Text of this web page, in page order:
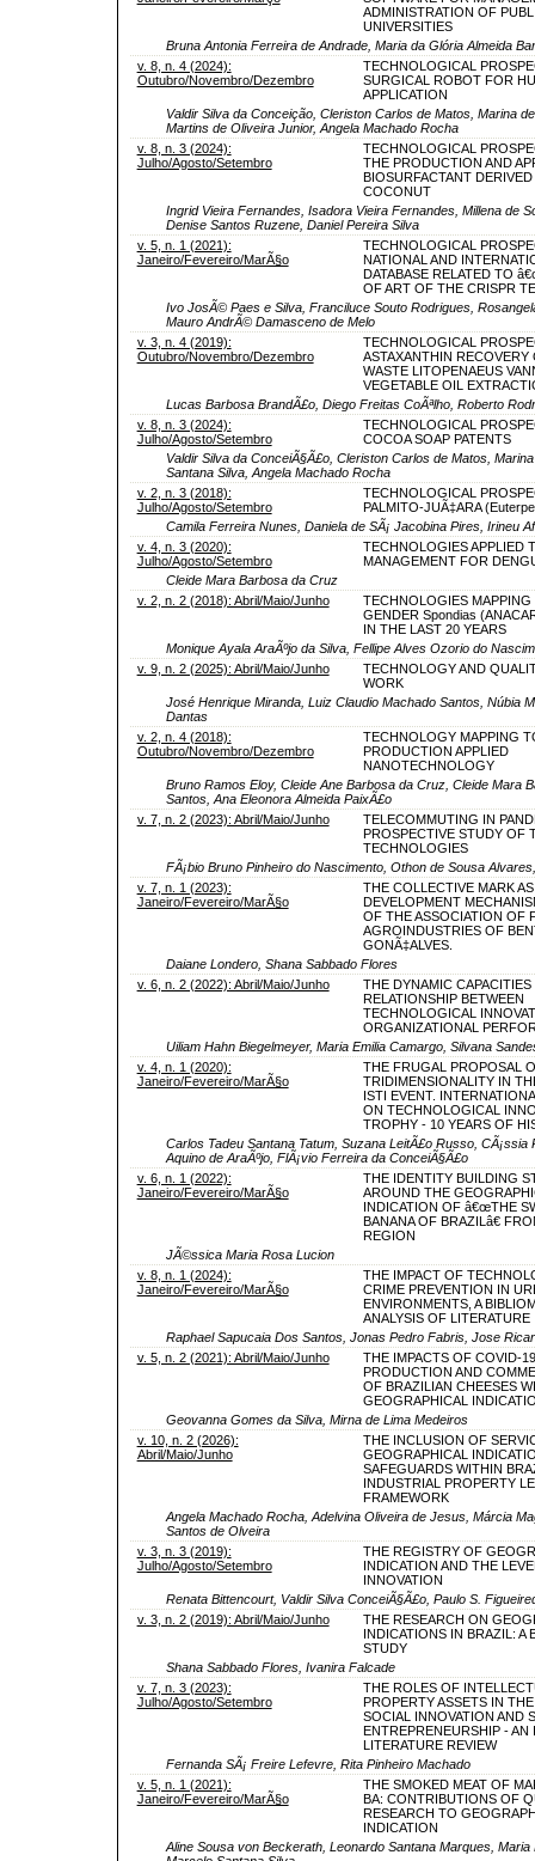
ADMINISTRATION OF
UNIVERSITIES
Bruna Antonia Ferreira de Andrade, Maria da Glória Almeida
v. 8, n. 4 (2024):
Outubro/Novembro/Dezembro
TECHNOLOGICAL
SURGICAL ROBOT FOR
APPLICATION
Valdir Silva da Conceição, Cleriston Carlos de Matos, Marina
Martins de Oliveira Junior, Angela Machado Rocha
v. 8, n. 3 (2024):
Julho/Agosto/Setembro
TECHNOLOGICAL
THE PRODUCTION AND
BIOSURFACTANT
COCONUT
Ingrid Vieira Fernandes, Isadora Vieira Fernandes, Millena de
Denise Santos Ruzene, Daniel Pereira Silva
v. 5, n. 1 (2021):
Janeiro/Fevereiro/MarÃ§o
TECHNOLOGICAL
NATIONAL AND
DATABASE RELATED TO
OF ART OF THE CRISPR
Ivo JosÃ© Paes e Silva, Franciluce Souto Rodrigues,
Mauro AndrÃ© Damasceno de Melo
v. 3, n. 4 (2019):
Outubro/Novembro/Dezembro
TECHNOLOGICAL
ASTAXANTHIN RECOVERY
WASTE LITOPENAEUS
VEGETABLE OIL
Lucas Barbosa BrandÃ£o, Diego Freitas CoÃªlho, Roberto
v. 8, n. 3 (2024):
Julho/Agosto/Setembro
TECHNOLOGICAL
COCOA SOAP PATENTS
Valdir Silva da ConceiÃ§Ã£o, Cleriston Carlos de Matos,
Santana Silva, Angela Machado Rocha
v. 2, n. 3 (2018):
Julho/Agosto/Setembro
TECHNOLOGICAL
PALMITO-JUÃ‡ARA
Camila Ferreira Nunes, Daniela de SÃ¡ Jacobina Pires, Irineu
v. 4, n. 3 (2020):
Julho/Agosto/Setembro
TECHNOLOGIES APPLIED
MANAGEMENT FOR
Cleide Mara Barbosa da Cruz
v. 2, n. 2 (2018): Abril/Maio/Junho
TECHNOLOGIES MAPPING
GENDER Spondias
IN THE LAST 20 YEARS
Monique Ayala AraÃºjo da Silva, Fellipe Alves Ozorio do
v. 9, n. 2 (2025): Abril/Maio/Junho
TECHNOLOGY AND
WORK
José Henrique Miranda, Luiz Claudio Machado Santos, Núbia
Dantas
v. 2, n. 4 (2018):
Outubro/Novembro/Dezembro
TECHNOLOGY MAPPING
PRODUCTION APPLIED
NANOTECHNOLOGY
Bruno Ramos Eloy, Cleide Ane Barbosa da Cruz, Cleide Mara
Santos, Ana Eleonora Almeida PaixÃ£o
v. 7, n. 2 (2023): Abril/Maio/Junho
TELECOMMUTING IN
PROSPECTIVE STUDY OF
TECHNOLOGIES
FÃ¡bio Bruno Pinheiro do Nascimento, Othon de Sousa
v. 7, n. 1 (2023):
Janeiro/Fevereiro/MarÃ§o
THE COLLECTIVE MARK
DEVELOPMENT
OF THE ASSOCIATION OF
AGROINDUSTRIES OF
GONÃ‡ALVES.
Daiane Londero, Shana Sabbado Flores
v. 6, n. 2 (2022): Abril/Maio/Junho
THE DYNAMIC CAPACITIES
RELATIONSHIP BETWEEN
TECHNOLOGICAL
ORGANIZATIONAL
Uiliam Hahn Biegelmeyer, Maria Emilia Camargo, Silvana
v. 4, n. 1 (2020):
Janeiro/Fevereiro/MarÃ§o
THE FRUGAL PROPOSAL
TRIDIMENSIONALITY IN
ISTI EVENT.
ON TECHNOLOGICAL
TROPHY - 10 YEARS OF
Carlos Tadeu Santana Tatum, Suzana LeitÃ£o Russo,
Aquino de AraÃºjo, FlÃ¡vio Ferreira da ConceiÃ§Ã£o
v. 6, n. 1 (2022):
Janeiro/Fevereiro/MarÃ§o
THE IDENTITY BUILDING
AROUND THE
INDICATION OF â€œTHE
BANANA OF BRAZILâ€
REGION
JÃ©ssica Maria Rosa Lucion
v. 8, n. 1 (2024):
Janeiro/Fevereiro/MarÃ§o
THE IMPACT OF
CRIME PREVENTION IN
ENVIRONMENTS, A
ANALYSIS OF LITERATURE
Raphael Sapucaia Dos Santos, Jonas Pedro Fabris, Jose
v. 5, n. 2 (2021): Abril/Maio/Junho
THE IMPACTS OF COVID-
PRODUCTION AND
OF BRAZILIAN CHEESES
GEOGRAPHICAL
Geovanna Gomes da Silva, Mirna de Lima Medeiros
v. 10, n. 2 (2026):
Abril/Maio/Junho
THE INCLUSION OF
GEOGRAPHICAL
SAFEGUARDS WITHIN
INDUSTRIAL PROPERTY
FRAMEWORK
Angela Machado Rocha, Adelvina Oliveira de Jesus, Márcia
Santos de Olveira
v. 3, n. 3 (2019):
Julho/Agosto/Setembro
THE REGISTRY OF
INDICATION AND THE
INNOVATION
Renata Bittencourt, Valdir Silva ConceiÃ§Ã£o, Paulo S.
v. 3, n. 2 (2019): Abril/Maio/Junho
THE RESEARCH ON
INDICATIONS IN BRAZIL: A
STUDY
Shana Sabbado Flores, Ivanira Falcade
v. 7, n. 3 (2023):
Julho/Agosto/Setembro
THE ROLES OF
PROPERTY ASSETS IN
SOCIAL INNOVATION AND
ENTREPRENEURSHIP - AN
LITERATURE REVIEW
Fernanda SÃ¡ Freire Lefevre, Rita Pinheiro Machado
v. 5, n. 1 (2021):
Janeiro/Fevereiro/MarÃ§o
THE SMOKED MEAT OF
BA: CONTRIBUTIONS OF
RESEARCH TO
INDICATION
Aline Sousa von Beckerath, Leonardo Santana Marques,